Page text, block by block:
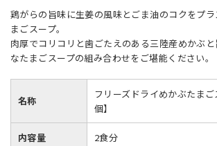
鶏がらの旨味に生姜の風味とごま油のコクをプ
まごスープ。
肉厚でコリコリと歯ごたえのある三陸産めかぶ
なたまごスープの組み合わせをご堪能ください。
名称
フリーズドライめかぶたま
個】
内容量 2食分